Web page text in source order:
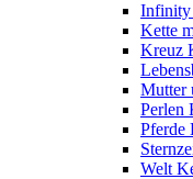
Infinity
Kette
Kreuz
Mutter
Perlen
Pferde
Welt